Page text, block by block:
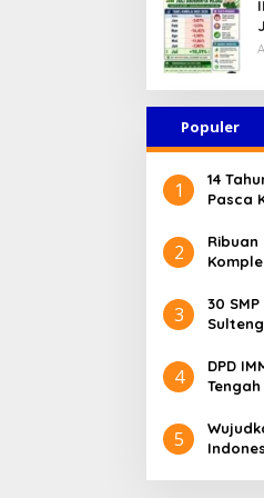
Populer
1
14
Pasca
OJK
2
Hadir
3
30
4
DPD
Tengah
Palu
5